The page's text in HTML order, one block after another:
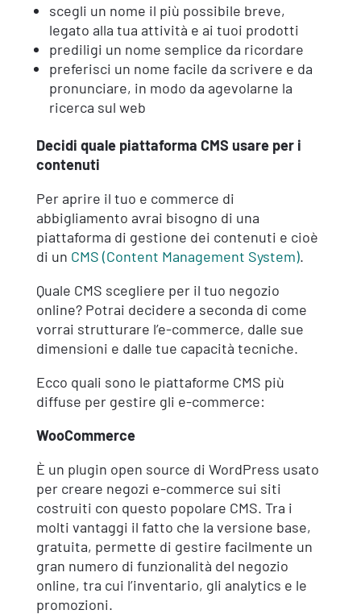
scegli un nome il più possibile breve,
legato alla tua attività e ai tuoi prodotti
prediligi un nome semplice da ricordare
preferisci un nome facile da scrivere e da
pronunciare, in modo da agevolarne la
ricerca sul web
Decidi quale piattaforma CMS usare per i
contenuti
Per aprire il tuo e commerce di
abbigliamento avrai bisogno di una
piattaforma di gestione dei contenuti e cioè
di un CMS (Content Management System).
Quale CMS scegliere per il tuo negozio
online? Potrai decidere a seconda di come
vorrai strutturare l’e-commerce, dalle sue
dimensioni e dalle tue capacità tecniche.
Ecco quali sono le piattaforme CMS più
diffuse per gestire gli e-commerce:
WooCommerce
È un plugin open source di WordPress usato
per creare negozi e-commerce sui siti
costruiti con questo popolare CMS. Tra i
molti vantaggi il fatto che la versione base,
gratuita, permette di gestire facilmente un
gran numero di funzionalità del negozio
online, tra cui l’inventario, gli analytics e le
promozioni.